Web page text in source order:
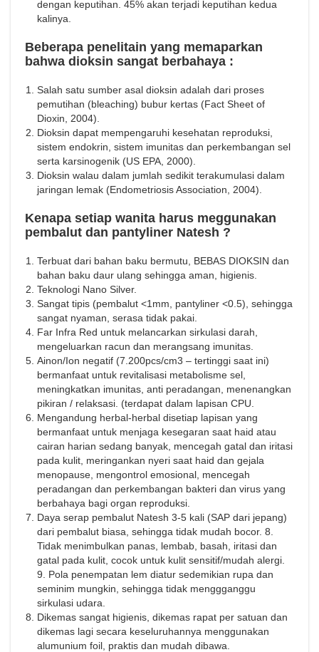
dengan keputihan. 45% akan terjadi keputihan kedua
kalinya.
Beberapa penelitain yang memaparkan
bahwa dioksin sangat berbahaya :
Salah satu sumber asal dioksin adalah dari proses
pemutihan (bleaching) bubur kertas (Fact Sheet of
Dioxin, 2004).
Dioksin dapat mempengaruhi kesehatan reproduksi,
sistem endokrin, sistem imunitas dan perkembangan sel
serta karsinogenik (US EPA, 2000).
Dioksin walau dalam jumlah sedikit terakumulasi dalam
jaringan lemak (Endometriosis Association, 2004).
Kenapa setiap wanita harus meggunakan
pembalut dan pantyliner Natesh ?
Terbuat dari bahan baku bermutu, BEBAS DIOKSIN dan
bahan baku daur ulang sehingga aman, higienis.
Teknologi Nano Silver.
Sangat tipis (pembalut <1mm, pantyliner <0.5), sehingga
sangat nyaman, serasa tidak pakai.
Far Infra Red untuk melancarkan sirkulasi darah,
mengeluarkan racun dan merangsang imunitas.
Ainon/Ion negatif (7.200pcs/cm3 – tertinggi saat ini)
bermanfaat untuk revitalisasi metabolisme sel,
meningkatkan imunitas, anti peradangan, menenangkan
pikiran / relaksasi. (terdapat dalam lapisan CPU.
Mengandung herbal-herbal disetiap lapisan yang
bermanfaat untuk menjaga kesegaran saat haid atau
cairan harian sedang banyak, mencegah gatal dan iritasi
pada kulit, meringankan nyeri saat haid dan gejala
menopause, mengontrol emosional, mencegah
peradangan dan perkembangan bakteri dan virus yang
berbahaya bagi organ reproduksi.
Daya serap pembalut Natesh 3-5 kali (SAP dari jepang)
dari pembalut biasa, sehingga tidak mudah bocor. 8.
Tidak menimbulkan panas, lembab, basah, iritasi dan
gatal pada kulit, cocok untuk kulit sensitif/mudah alergi.
9. Pola penempatan lem diatur sedemikian rupa dan
seminim mungkin, sehingga tidak menggganggu
sirkulasi udara.
Dikemas sangat higienis, dikemas rapat per satuan dan
dikemas lagi secara keseluruhannya menggunakan
alumunium foil, praktis dan mudah dibawa.